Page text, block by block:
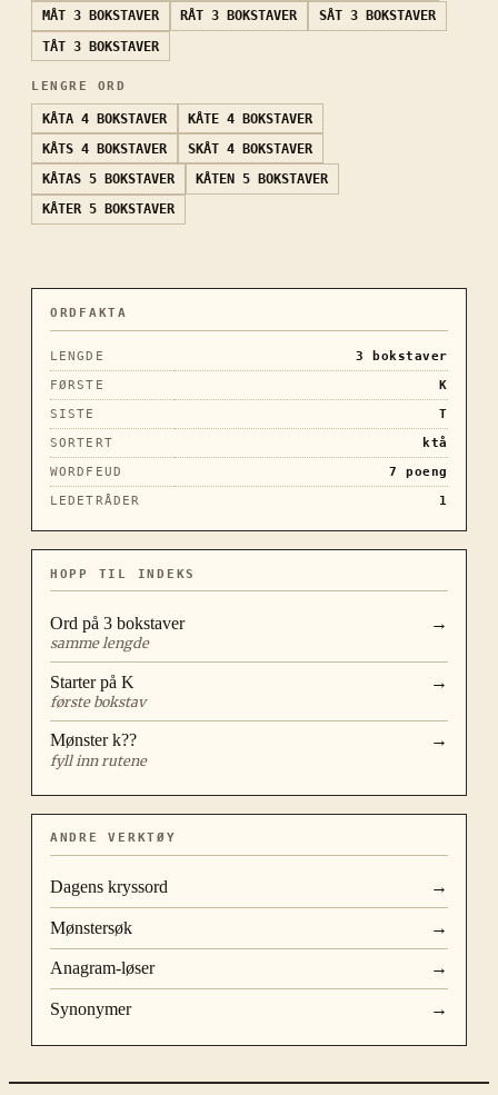
MÅT 3 BOKSTAVER RÅT 3 BOKSTAVER SÅT 3 BOKSTAVER
TÅT 3 BOKSTAVER
LENGRE ORD
KÅTA 4 BOKSTAVER KÅTE 4 BOKSTAVER
KÅTS 4 BOKSTAVER SKÅT 4 BOKSTAVER
KÅTAS 5 BOKSTAVER KÅTEN
5 BOKSTAVER
KÅTER 5 BOKSTAVER
ORDFAKTA
LENGDE 3
bokstaver
FØRSTE
K
SISTE
T
SORTERT
ktå
WORDFEUD
7
poeng
LEDETRÅDER
1
HOPP TIL INDEKS
Ord på 3 bokstaver
samme lengde
→
Starter på K
første bokstav
→
Mønsterk??
fyll inn rutene
→
ANDRE VERKTØY
Dagens kryssord →
Mønstersøk →
Anagram-løser →
Synonymer →